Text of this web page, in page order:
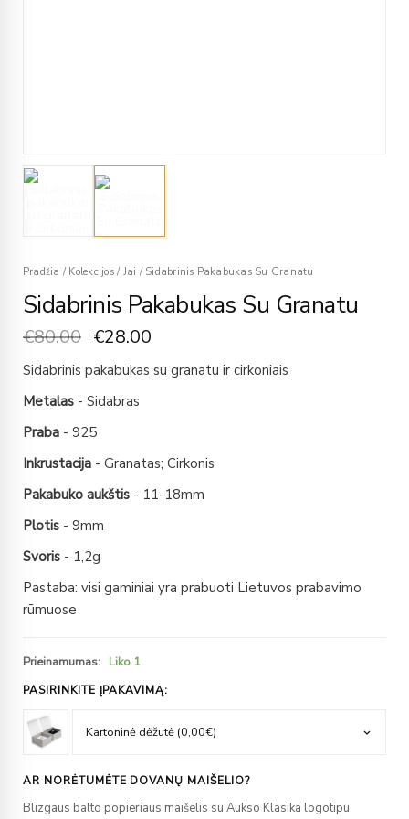
Pradžia / Kolekcijos / Jai /Sidabrinis Pakabukas Su Granatu
Sidabrinis Pakabukas Su Granatu
€80.00 €28.00
Sidabrinis pakabukas su granatu ir cirkoniais
Metalas - Sidabras
Praba - 925
Inkrustacija - Granatas; Cirkonis
Pakabuko aukštis - 11-18mm
Plotis - 9mm
Svoris - 1,2g
Pastaba: visi gaminiai yra prabuoti Lietuvos prabavimo
rūmuose
Prieinamumas: Liko 1
PASIRINKITE ĮPAKAVIMĄ:
AR NORĖTUMĖTE DOVANŲ MAIŠELIO?
Blizgaus balto popieriaus maišelis su Aukso Klasika logotipu